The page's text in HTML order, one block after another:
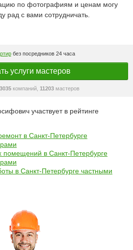
по фотографиям и ценам могу
рад с вами сотрудничать.
без посредников 24 часа
услуги мастеров
3035 компаний, 11203 мастеров
участвует в рейтинге
в Санкт-Петербурге
помещений в Санкт-Петербурге
в Санкт-Петербурге частными